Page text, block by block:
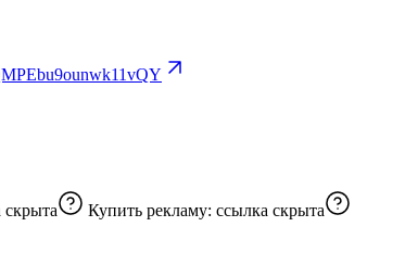
скрыта Купить рекламу: ссылка скрыта